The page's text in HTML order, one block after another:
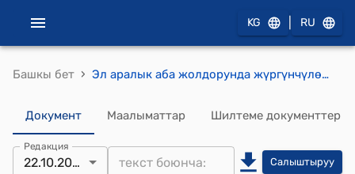
KG RU
Башкы бет › Эл аралык аба жолдорунда жүргүнчүлөрдү, жол жүктү, жүктү жана почтаны үзгүлтүксүз ташууда Кыргыз Республикасынын авиаташуучуларынын кызмат көрсөтүү укугуна ачык конкурс өткөрүү жөнүндө Жобо (Кыргыз Республикасынын Өкмөтүнүн 2015-жылдын 22-июлундагы № 511 токтому менен бекитилген)
Документ Маалыматтар Шилтеме документтер
Редакция
22.10.2018 Салыштыруу